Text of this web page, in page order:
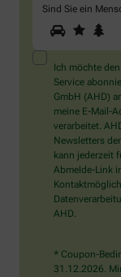
Sind Sie ein
Sind
Sie
ein
Mensch?
Dann
wählen
Sie
bitte
den
Baum.
1 2
Ich möchte
Service
GmbH (AHD)
meine E-Mail-
verarbeitet.
Newsletters
kann jederzeit
Abmelde-Link
AHD.
* Coupon-
31.12.2026.